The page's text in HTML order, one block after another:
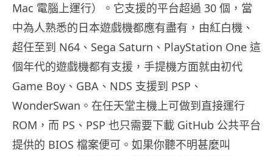
Mac 電腦上運行）。它支援的平台超過 30 個，當
中為人熟悉的日本遊戲機都應有盡有，由紅白機、
超任至到 N64、Sega Saturn、PlayStation One 這
個年代的遊戲機都有支援，手提機方面就由初代
Game Boy、GBA、NDS 支援到 PSP、
WonderSwan。在任天堂主機上可做到直接運行
ROM，而 PS、PSP 也只需要下載 GitHub 公共平台
提供的 BIOS 檔案便可。如果你聽不明甚麼叫